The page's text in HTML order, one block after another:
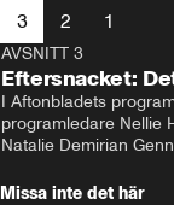
3 2 1
AVSNITT 3
Eftersnacket:
I Aftonbladets
programledare Nellie
Natalie Demirian
Missa inte det här